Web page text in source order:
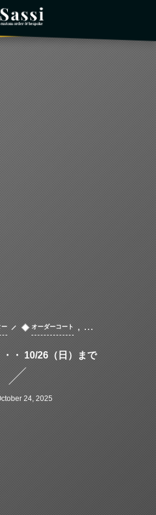
ー オーダーコート , …
・ 10/26（日）まで
24,2025